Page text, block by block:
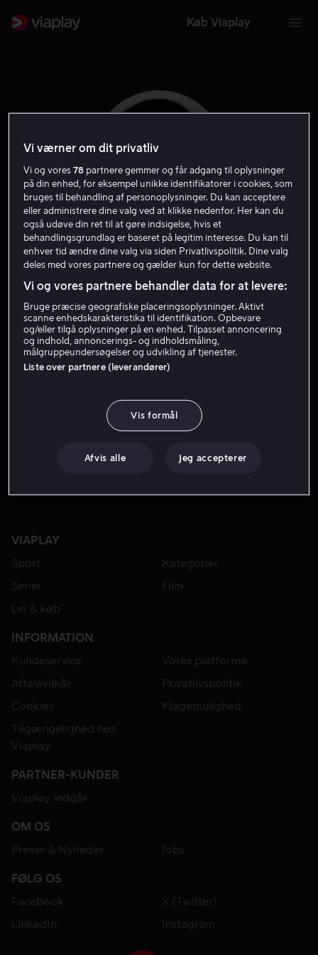
Køb Viaplay
Tony Lo Bianco
Skuespiller
VIAPLAY
Sport
Kategorier
Serier
Film
Lej & køb
INFORMATION
Kundeservice
Vores platforme
Aftalevilkår
Privatlivspolitik
Cookies
Klagemulighed
Tilgængelighed hos
Viaplay
PARTNER-KUNDER
Viaplay indgår
OM OS
Presse & Nyheder
Jobs
FØLG OS
Facebook
X (Twitter)
LinkedIn
Instagram
Vi værner om dit privatliv
Vi og vores78 partnere gemmer og får adgang til oplysninger
på din enhed, for eksempel unikke identifikatorer i cookies, som
bruges til behandling af personoplysninger. Du kan acceptere
eller administrere dine valg ved at klikke nedenfor. Her kan du
også udøve din ret til at gøre indsigelse, hvis et
behandlingsgrundlag er baseret på legitim interesse. Du kan til
enhver tid ændre dine valg via siden Privatlivspolitik. Dine valg
deles med vores partnere og gælder kun for dette website.
Vi og vores partnere behandler data for at levere:
Bruge præcise geografiske placeringsoplysninger. Aktivt
scanne enhedskarakteristika til identifikation. Opbevare
og/eller tilgå oplysninger på en enhed. Tilpasset annoncering
og indhold, annoncerings- og indholdsmåling,
målgruppeundersøgelser og udvikling af tjenester.
Liste over partnere (leverandører)
Vis formål
Afvis alle Jeg accepterer